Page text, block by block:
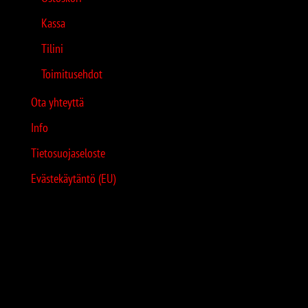
Kassa
Tilini
Toimitusehdot
Ota yhteyttä
Info
Tietosuojaseloste
Evästekäytäntö (EU)